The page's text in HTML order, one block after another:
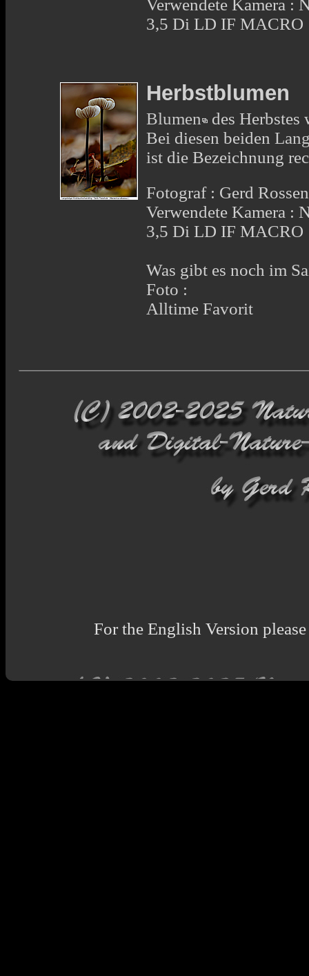
Verwendete Kamera :
3,5 Di LD IF MACRO
Herbstblumen
Blumen
des Herbstes
Bei diesen beiden
ist die Bezeichnung
Fotograf : Gerd Rossen
Verwendete Kamera :
3,5 Di LD IF MACRO
Was gibt es noch im
Foto :
Alltime Favorit
For the English Version